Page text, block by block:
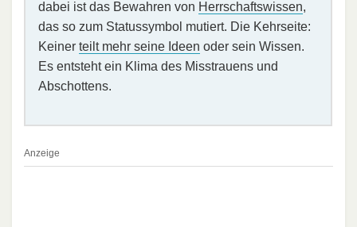
dabei ist das Bewahren von Herrschaftswissen,
das so zum Statussymbol mutiert. Die Kehrseite:
Keiner teilt mehr seine Ideen oder sein Wissen.
Es entsteht ein Klima des Misstrauens und
Abschottens.
Anzeige